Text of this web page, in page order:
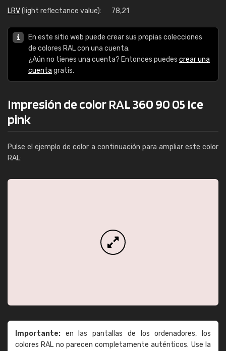
LRV(light reflectance value): 78,21
En este sitio web puede crear sus propias colecciones
de colores RAL con una cuenta.
¿Aún no tienes una cuenta? Entonces puedes crear una
cuenta gratis.
Impresión de color RAL 360 90 05 Ice
pink
Pulse el ejemplo de color a continuación para ampliar este color
RAL:
Importante: en las pantallas de los ordenadores, los
colores RAL no parecen completamente auténticos. Use la